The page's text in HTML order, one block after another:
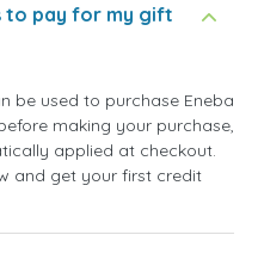
to pay for my gift
be used to purchase Eneba
making your purchase,
applied at checkout.
and get your first credit